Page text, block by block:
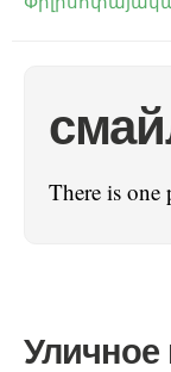
There is one
Уличное